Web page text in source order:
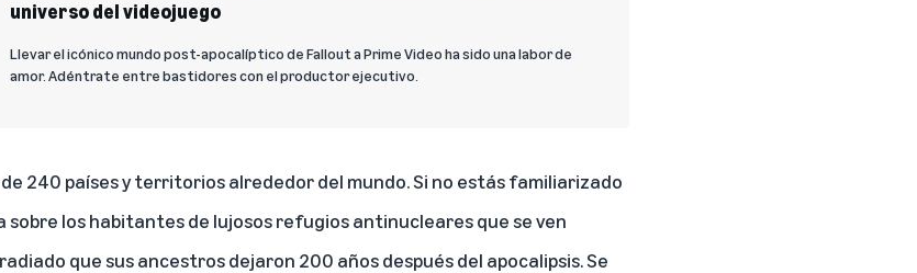
universo del videojuego
Llevar el icónico mundo post-apocalíptico de Fallout a Prime Video ha sido una labor de
amor. Adéntrate entre bastidores con el productor ejecutivo.
240 países y territorios alrededor del mundo. Si no estás familiarizado
sobre los habitantes de lujosos refugios antinucleares que se ven
que sus ancestros dejaron 200 años después del apocalipsis. Se